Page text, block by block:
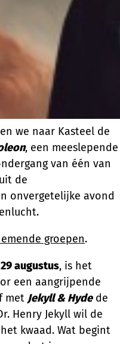
we naar Kasteel de
, een meeslepende
van één van
de
onvergetelijke avond
groepen.
augustus, is het
een aangrijpende
met Jekyll & Hydede
Henry Jekyll wil de
kwaad. Wat begint